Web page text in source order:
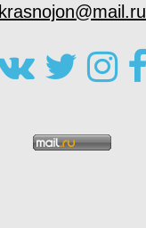
krasnojon@mail.ru